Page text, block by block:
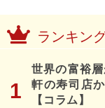
ランキン
世界の富裕
軒の寿司店
【コラム】